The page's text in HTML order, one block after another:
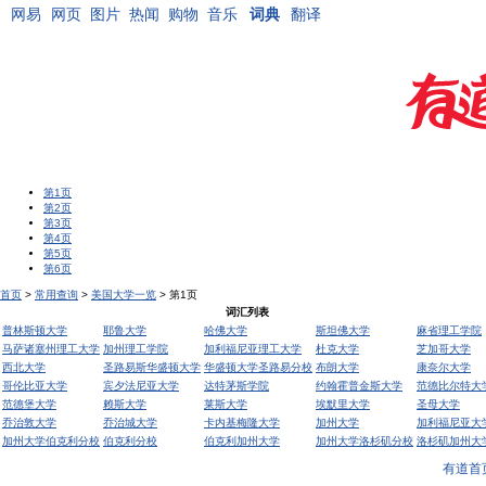
网易 网页 图片 热闻 购物 音乐 词典 翻译
第1页
第2页
第3页
第4页
第5页
第6页
首页 > 常用查询 > 美国大学一览 > 第1页
词汇列表
普林斯顿大学
耶鲁大学 哈佛大学 斯坦佛大学
麻省理工学院
马萨诸塞州理工大学 加州理工学院 加利福尼亚理工大学 杜克大学
芝加哥大学
西北大学
圣路易斯华盛顿大学 华盛顿大学圣路易分校 布朗大学
康奈尔大学
哥伦比亚大学
宾夕法尼亚大学 达特茅斯学院 约翰霍普金斯大学
范德比尔特大
范德堡大学
赖斯大学 莱斯大学 埃默里大学
圣母大学
乔治敦大学
乔治城大学 卡内基梅隆大学 加州大学
加利福尼亚大
加州大学伯克利分校 伯克利分校 伯克利加州大学 加州大学洛杉矶分校 洛杉矶加州大
有道首